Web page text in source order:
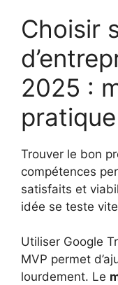
Choisir
2025 :
Trouver le bon
compétences
satisfaits et
idée se teste
Utiliser Google
MVP permet
lourdement. Le